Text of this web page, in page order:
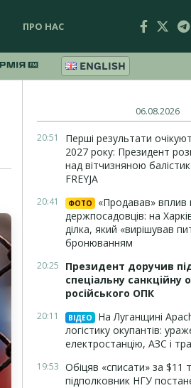
ПРО НАС
ENGLISH
06.08.2026
20:51
Перші результати
2027 року: Президент
над вітчизняною
FREYJA
20:41 ФОТО
«Продавав» вплив
держпосадовців: на
ділка, який «вирішував
бронюванням
20:25
Президент доручив
спеціальну санкційну
російського ОПК
20:11 ВІДЕО
На Луганщині
логістику окупантів:
електростанцію, АЗС і
19:53 Обіцяв «списати» за $11
підполковник НГУ